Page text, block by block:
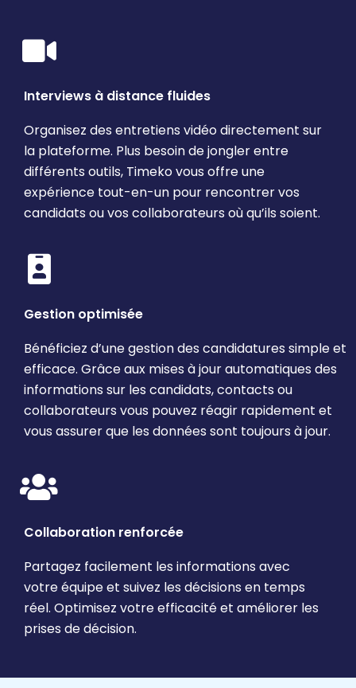
Interviews à distance fluides
Organisez des entretiens vidéo directement sur
la plateforme. Plus besoin de jongler entre
différents outils, Timeko vous offre une
expérience tout-en-un pour rencontrer vos
candidats ou vos collaborateurs où qu’ils soient.
Gestion optimisée
Bénéficiez d’une gestion des candidatures simple et
efficace. Grâce aux mises à jour automatiques des
informations sur les candidats, contacts ou
collaborateurs vous pouvez réagir rapidement et
vous assurer que les données sont toujours à jour.
Collaboration renforcée
Partagez facilement les informations avec
votre équipe et suivez les décisions en temps
réel. Optimisez votre efficacité et améliorer les
prises de décision.